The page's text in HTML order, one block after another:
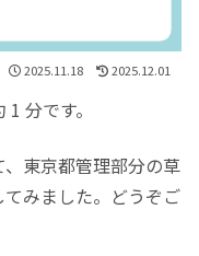
2025.11.18 2025.12.01
分です。
東京都管理部分の草
みました。どうぞご